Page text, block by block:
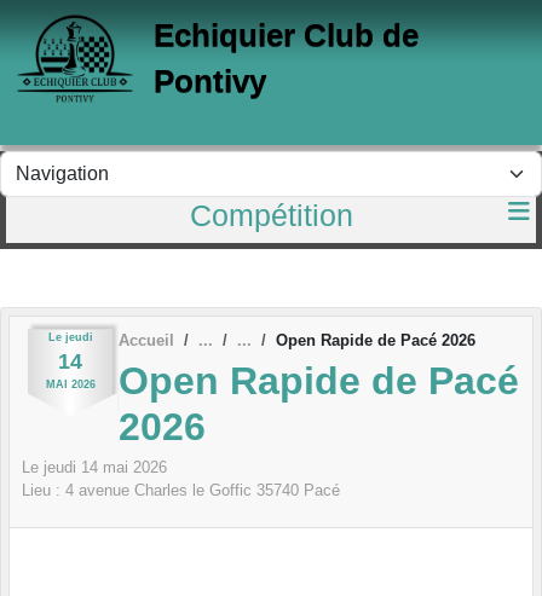
Echiquier Club de
Pontivy
Compétition
Le jeudi
14
MAI 2026
Accueil Open Rapide de Pacé 2026
Open Rapide de Pacé
2026
Le jeudi 14 mai 2026
Lieu : 4 avenue Charles le Goffic 35740 Pacé
Panneau de gestion des cookies